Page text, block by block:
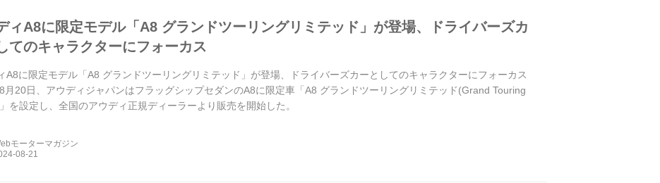
ィA8に限定モデル「A8 グランドツーリングリミテッド」が登場、ドライバーズカ
てのキャラクターにフォーカス
A8に限定モデル「A8 グランドツーリングリミテッド」が登場、ドライバーズカーとしてのキャラクターにフォーカス
月20日、アウディジャパンはフラッグシップセダンのA8に限定車「A8 グランドツーリングリミテッド(Grand Touring
を設定し、全国のアウディ正規ディーラーより販売を開始した。
モーターマガジン